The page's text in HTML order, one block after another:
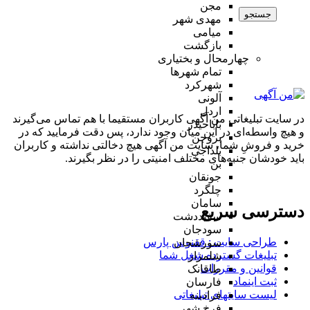
مجن
مهدی شهر
میامی
بازگشت
چهارمحال و بختیاری
تمام شهر‌ها
شهرکرد
آلونی
اردل
باباحیدر
بروجن
بلداجی
بن
جونقان
چلگرد
سامان
سفیددشت
سودجان
سورشجان
شلمزار
طاقانک
فارسان
فرادبنه
جستجو
در سایت تبلیغاتی من آگهی کاربران مستقیما با هم تماس می‌گیرند
و هیچ واسطه‌ای در این میان وجود ندارد، پس دقت فرمایید که در
خرید و فروشِ شما، سایت من آگهی هیچ دخالتی نداشته و کاربران
باید خودشان جنبه‌های مختلف امنیتی را در نظر بگیرند.
دسترسی سریع
طراحی سایت :‌ ققنوس پارس
تبلیغات گسترده شغل شما
قوانین و مقررات
ثبت اینماد
لیست سایتهای تبلیغاتی